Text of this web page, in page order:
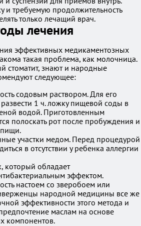
и требуемую продолжительность
только лечащий врач.
лечения
эффективных медикаментозных
такая проблема, как молочница.
стоматит, знают и народные
следующее:
содовым раствором. Для его
1 ч. ложку пищевой соды в
водой. Приготовленным
полоскать рот после пробуждения и
участки медом. Перед процедурой
в отсутствии у ребенка аллергии
который обладает
эффектом.
настоем со зверобоем или
народной медицины все же
эффективности этого метода и
маслам на основе
компонентов.